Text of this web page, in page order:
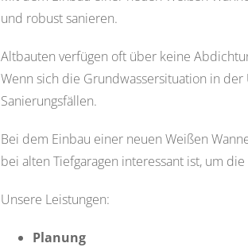
und robust sanieren.
Altbauten verfügen oft über keine
Wenn sich die Grundwassersituation in
Sanierungsfällen.
Bei dem Einbau einer neuen Weißen
bei alten Tiefgaragen interessant ist, um
Unsere Leistungen:
Planung